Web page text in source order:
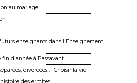
au mariage
enseignants dans l'Enseignement
fin d'année à Passavant
divorcées : "Choisir la vie"
des ermites"